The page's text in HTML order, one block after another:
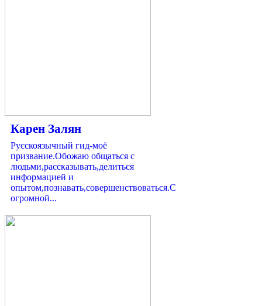
Карен Залян
Русскоязычный гид-моё
призвание.Обожаю общаться с
людьми,рассказывать,делиться
информацией и
опытом,познавать,совершенствоваться.С
огромной...